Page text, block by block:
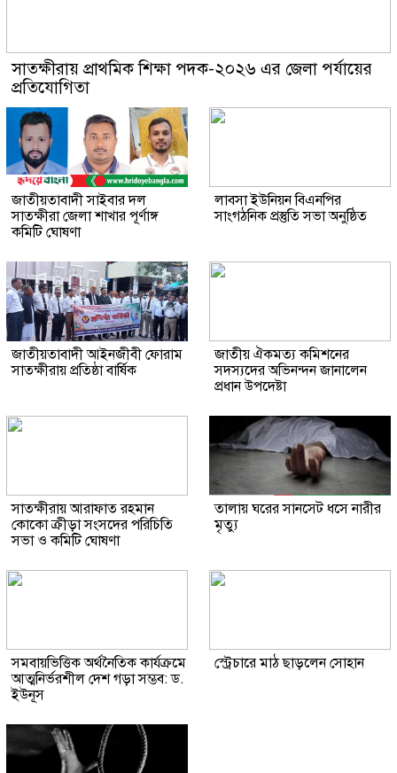
সাতক্ষীরায় প্রাথমিক শিক্ষা পদক-২০২৬ এর জেলা পর্যায়ের
প্রতিযোগিতা
জাতীয়তাবাদী সাইবার দল
সাতক্ষীরা জেলা শাখার পূর্ণাঙ্গ
কমিটি ঘোষণা
লাবসা ইউনিয়ন বিএনপির
সাংগঠনিক প্রস্তুতি সভা অনুষ্ঠিত
জাতীয়তাবাদী আইনজীবী ফোরাম
সাতক্ষীরায় প্রতিষ্ঠা বার্ষিক
জাতীয় ঐকমত্য কমিশনের
সদস্যদের অভিনন্দন জানালেন
প্রধান উপদেষ্টা
সাতক্ষীরায় আরাফাত রহমান
কোকো ক্রীড়া সংসদের পরিচিতি
সভা ও কমিটি ঘোষণা
তালায় ঘরের সানসেট ধসে নারীর
মৃত্যু
সমবায়ভিত্তিক অর্থনৈতিক কার্যক্রমে
আত্মনির্ভরশীল দেশ গড়া সম্ভব: ড.
ইউনূস
স্ট্রেচারে মাঠ ছাড়লেন সোহান